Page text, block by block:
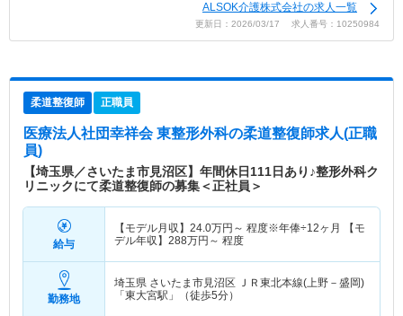
ALSOK介護株式会社の求人一覧
更新日：2026/03/17 求人番号：10250984
柔道整復師 正職員
医療法人社団幸祥会 東整形外科の柔道整復師求人(正職
員)
【埼玉県／さいたま市見沼区】年間休日111日あり♪整形外科ク
リニックにて柔道整復師の募集＜正社員＞
給与
【モデル月収】 24.0万円～ 程度※年俸÷12ヶ月 【モ
デル年収】 288万円～ 程度
勤務地
埼玉県 さいたま市見沼区 ＪＲ東北本線(上野－盛岡)
「東大宮駅」（徒歩5分）